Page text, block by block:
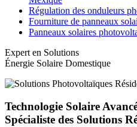
Régulation des onduleurs
Fourniture de panneaux
Panneaux solaires
Expert en Solutions
Énergie Solaire Domestique
Technologie Solaire
Spécialiste des Solutions